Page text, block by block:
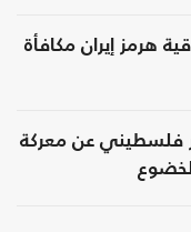
هرمز إيران مكافأة
فلسطيني عن معركة